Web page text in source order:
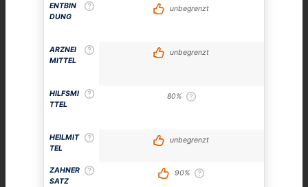
ENTBIN
DUNG
ARZNEI
MITTEL
HILFSMI
TTEL
HEILMIT
TEL
ZAHNER
SATZ
unbegrenzt
unbegrenzt
80%
unbegrenzt
90%